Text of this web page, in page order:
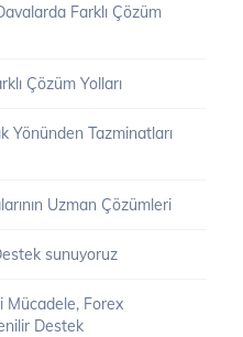
Farklı Çözüm
Çözüm Yolları
Yönünden Tazminatları
Uzman Çözümleri
sunuyoruz
Mücadele, Forex
Destek